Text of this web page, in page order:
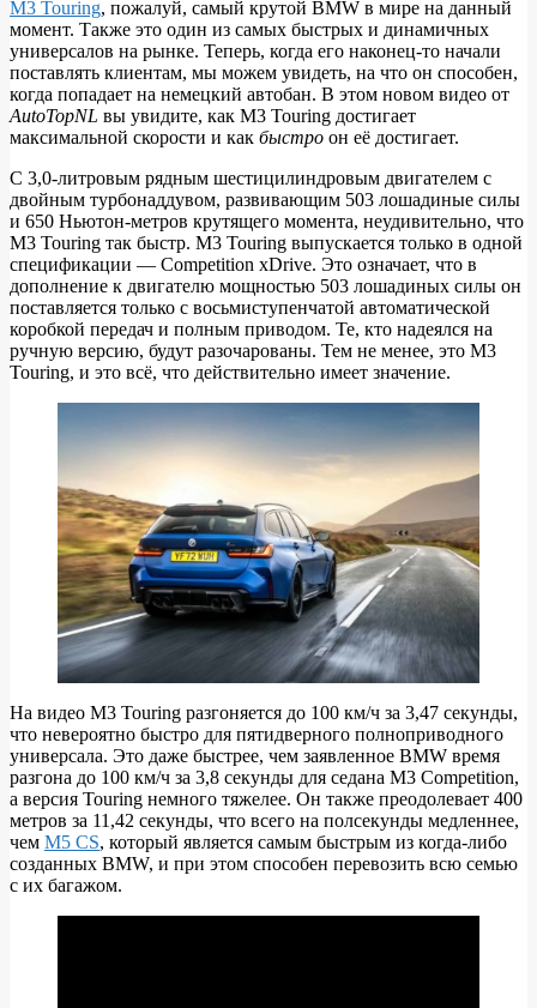
ВИДЕО:
новый
BMW
M3
Touring
разгоняется
до
максималки
на
автобане
M3 Touring, пожалуй, самый крутой BMW в мире на данный
момент. Также это один из самых быстрых и динамичных
универсалов на рынке. Теперь, когда его наконец-то начали
поставлять клиентам, мы можем увидеть, на что он способен,
когда попадает на немецкий автобан. В этом новом видео от
AutoTopNL вы увидите, как M3 Touring достигает
максимальной скорости и как быстро он её достигает.
С 3,0-литровым рядным шестицилиндровым двигателем с
двойным турбонаддувом, развивающим 503 лошадиные силы
и 650 Ньютон-метров крутящего момента, неудивительно, что
M3 Touring так быстр. M3 Touring выпускается только в одной
спецификации — Competition xDrive. Это означает, что в
дополнение к двигателю мощностью 503 лошадиных силы он
поставляется только с восьмиступенчатой ​​​​автоматической
коробкой передач и полным приводом. Те, кто надеялся на
ручную версию, будут разочарованы. Тем не менее, это M3
Touring, и это всё, что действительно имеет значение.
На видео M3 Touring разгоняется до 100 км/ч за 3,47 секунды,
что невероятно быстро для пятидверного полноприводного
универсала. Это даже быстрее, чем заявленное BMW время
разгона до 100 км/ч за 3,8 секунды для седана M3 Competition,
а версия Touring немного тяжелее. Он также преодолевает 400
метров за 11,42 секунды, что всего на полсекунды медленнее,
чем M5 CS, который является самым быстрым из когда-либо
созданных BMW, и при этом способен перевозить всю семью
с их багажом.